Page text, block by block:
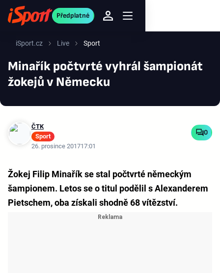
Předplatné
iSport.cz Live Sport
Minařík počtvrté vyhrál šampionát
žokejů v Německu
ČTK
Sport
26. prosince 201717:01
0
Žokej Filip Minařík se stal počtvrté německým
šampionem. Letos se o titul podělil s Alexanderem
Pietschem, oba získali shodně 68 vítězství.